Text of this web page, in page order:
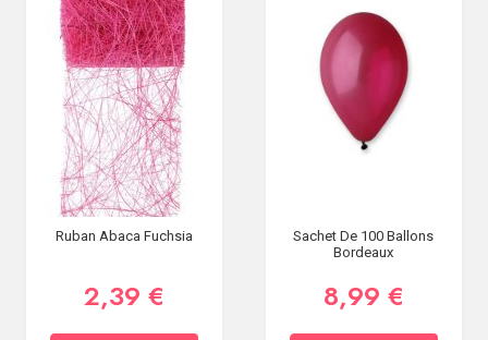
Ruban Abaca Fuchsia
2,39 €
Sachet De 100 Ballons
Bordeaux
8,99 €